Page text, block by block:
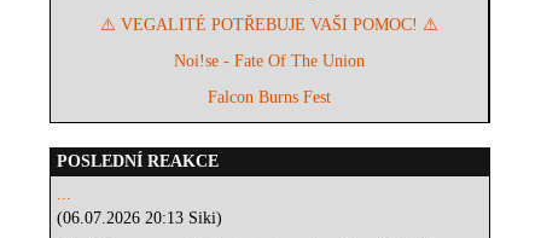
⚠️ VEGALITÉ POTŘEBUJE VAŠI POMOC! ⚠️
Noi!se - Fate Of The Union
Falcon Burns Fest
POSLEDNÍ REAKCE
...
(06.07.2026 20:13 Siki)